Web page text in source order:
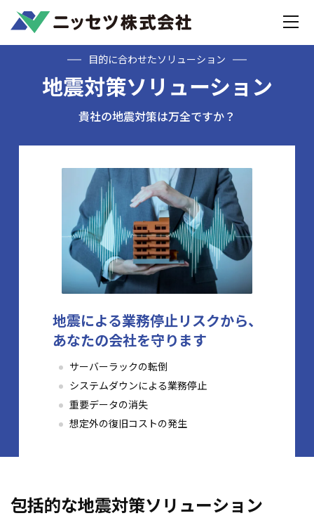
Home 地震対策
目的に合わせたソリューション
地震対策ソリューション
貴社の地震対策は万全ですか？
地震による業務停止リスクから、
あなたの会社を守ります
サーバーラックの転倒
システムダウンによる業務停止
重要データの消失
想定外の復旧コストの発生
包括的な地震対策ソリューション